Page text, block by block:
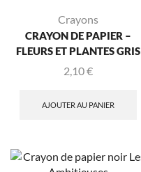
Crayons
CRAYON DE PAPIER –
FLEURS ET PLANTES GRIS
2,10€
AJOUTER AU PANIER